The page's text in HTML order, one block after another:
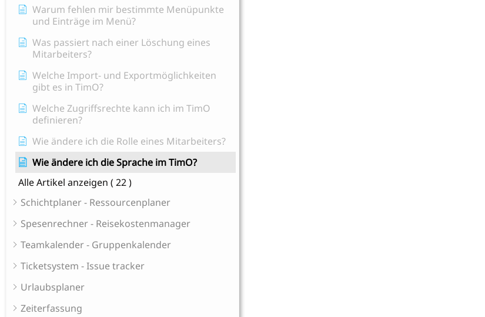
Warum fehlen mir bestimmte Menüpunkte
und Einträge im Menü?
Was passiert nach einer Löschung eines
Mitarbeiters?
Welche Import- und Exportmöglichkeiten
gibt es in TimO?
Welche Zugriffsrechte kann ich im TimO
definieren?
Wie ändere ich die Rolle eines Mitarbeiters?
Wie ändere ich die Sprache im TimO?
Alle Artikel anzeigen ( 22 )
Schichtplaner - Ressourcenplaner
Spesenrechner - Reisekostenmanager
Teamkalender - Gruppenkalender
Ticketsystem - Issue tracker
Urlaubsplaner
Zeiterfassung